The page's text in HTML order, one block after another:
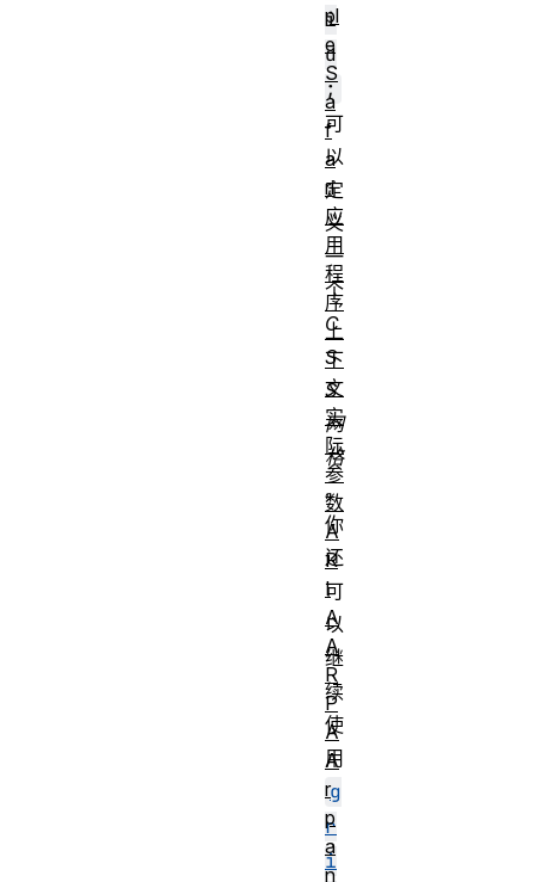
i
d
;
可
以
定
义
一
个
C
S
S
网
格
。
你
还
可
以
继
续
使
用
g
r
i
pl
e
S
a
f
a
ri
应
用
程
序
上
下
文
实
际
参
数
A
R
I
A
A
R
P
A
A
r
p
a
n